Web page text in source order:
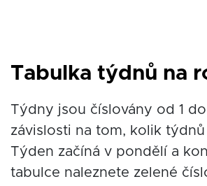
Tabulka týdnů na
Týdny jsou číslovány od 1
závislosti na tom, kolik
Týden začíná v pondělí a
tabulce naleznete zelené